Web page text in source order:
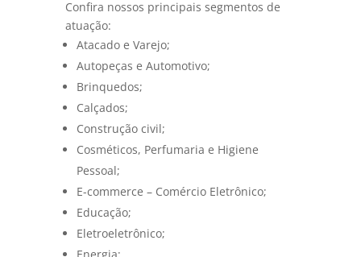
Confira nossos principais segmentos de
atuação:
Atacado e Varejo;
Autopeças e Automotivo;
Brinquedos;
Calçados;
Construção civil;
Cosméticos, Perfumaria e Higiene
Pessoal;
E-commerce – Comércio Eletrônico;
Educação;
Eletroeletrônico;
Energia;